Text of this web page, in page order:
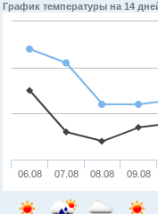
График температуры на 14
06.08 07.08 08.08 09.08